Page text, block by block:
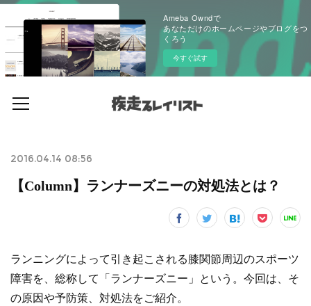
Ameba Owndで
あなただけのホームページやブログをつ
くろう
今すぐ試す
2016.04.14 08:56
【Column】ランナーズニーの対処法とは？
ランニングによって引き起こされる膝関節周辺のスポーツ
障害を、総称して「ランナーズニー」という。今回は、そ
の原因や予防策、対処法をご紹介。